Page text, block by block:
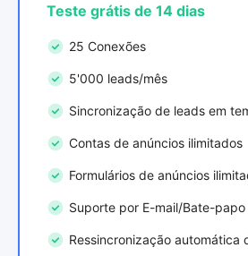
Teste grátis de 14 dias
25 Conexões
5'000 leads/mês
Sincronização de leads em
Contas de anúncios ilimitados
Formulários de anúncios
Suporte por E-mail/Bate-papo
Ressincronização automática